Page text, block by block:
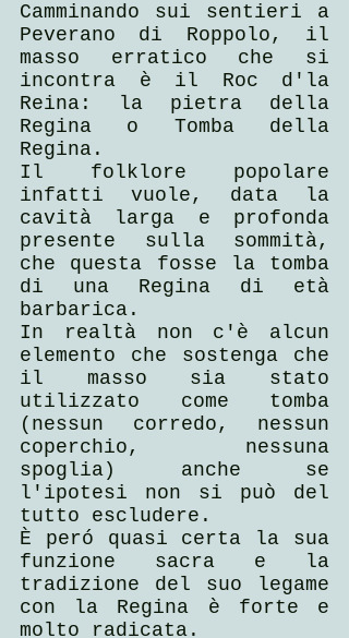
Camminando sui sentieri a
Peverano di Roppolo, il
masso erratico che si
incontra è il Roc d'la
Reina: la pietra della
Regina o Tomba della
Regina.
Il folklore popolare
infatti vuole, data la
cavità larga e profonda
presente sulla sommità,
che questa fosse la tomba
di una Regina di età
barbarica.
In realtà non c'è alcun
elemento che sostenga che
il masso sia stato
utilizzato come tomba
(nessun corredo, nessun
coperchio, nessuna
spoglia) anche se
l'ipotesi non si può del
tutto escludere.
È peró quasi certa la sua
funzione sacra e la
tradizione del suo legame
con la Regina è forte e
molto radicata.